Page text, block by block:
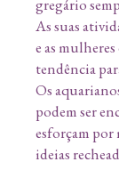
gregário
As suas
e as
tendência
Os
podem ser
esforçam por
ideias